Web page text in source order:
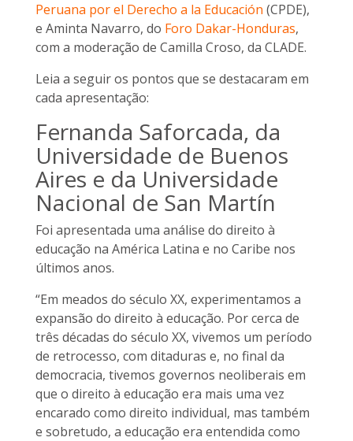
Peruana por el Derecho a la Educación (CPDE),
e Aminta Navarro, do Foro Dakar-Honduras,
com a moderação de Camilla Croso, da CLADE.
Leia a seguir os pontos que se destacaram em
cada apresentação:
Fernanda Saforcada, da
Universidade de Buenos
Aires e da Universidade
Nacional de San Martín
Foi apresentada uma análise do direito à
educação na América Latina e no Caribe nos
últimos anos.
“Em meados do século XX, experimentamos a
expansão do direito à educação. Por cerca de
três décadas do século XX, vivemos um período
de retrocesso, com ditaduras e, no final da
democracia, tivemos governos neoliberais em
que o direito à educação era mais uma vez
encarado como direito individual, mas também
e sobretudo, a educação era entendida como